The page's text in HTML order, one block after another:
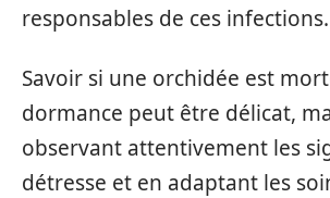
responsables de ces infections.
Savoir si une orchidée est
dormance peut être délicat,
observant attentivement les
détresse et en adaptant les